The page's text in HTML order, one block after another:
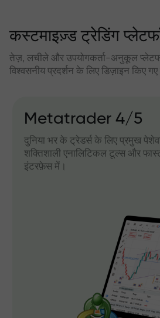
कस्टमाइज़्ड ट्रेडिंग
तेज़, लचीले और उपयोगकर्ता-अनुकूल
विश्वसनीय प्रदर्शन के लिए डिज़ाइन किए गए
Metatrader 4/5
दुनिया भर के ट्रेडर्स के लिए प्रमुख
शक्तिशाली एनालिटिकल टूल्स और
इंटरफ़ेस में।